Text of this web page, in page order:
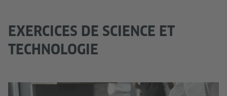
EXERCICES DE SCIENCE ET
TECHNOLOGIE